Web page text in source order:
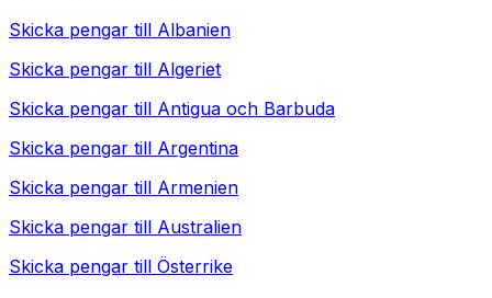
Skicka pengar till Albanien
Skicka pengar till Algeriet
Skicka pengar till Antigua och Barbuda
Skicka pengar till Argentina
Skicka pengar till Armenien
Skicka pengar till Australien
Skicka pengar till Österrike